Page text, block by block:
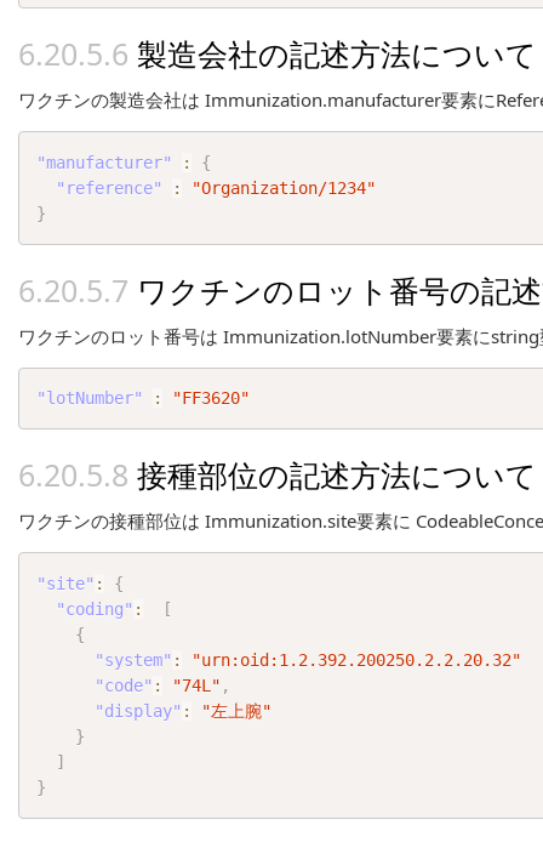
製造会社の記述方法について
ワクチンの製造会社は Immunization.manufacturer要素に
"manufacturer" :
{
"reference"
:
"Organization/1234"
}
ワクチンのロット番号の記
ワクチンのロット番号は Immunization.lotNumber要素にstring
"lotNumber" : "FF3620"
接種部位の記述方法について
ワクチンの接種部位は Immunization.site要素に
"site" :
{
"coding" :
[
{
"system" :
"urn:oid:1.2.392.200250.2.2.20.32"
"code" : "74L" ,
"display" :
"左上腕"
}
]
}